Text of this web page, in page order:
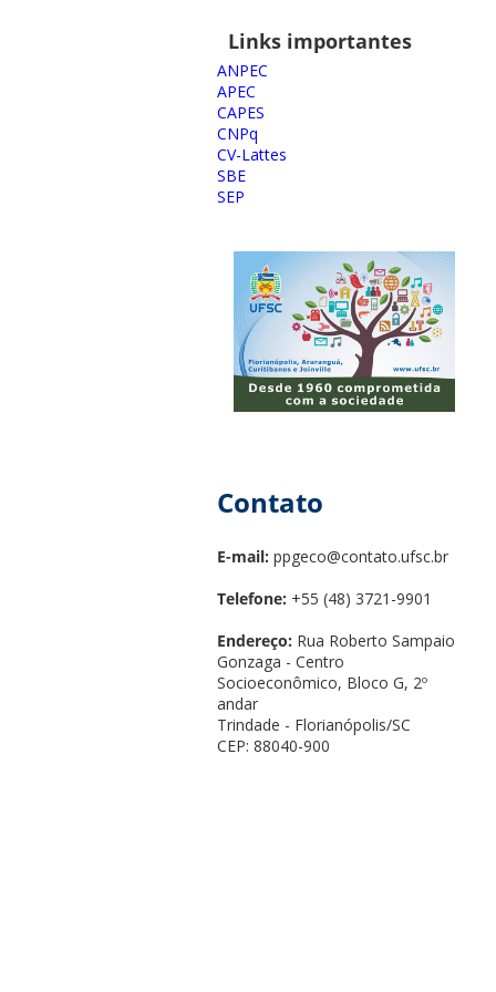
Links importantes
ANPEC
APEC
CAPES
CNPq
CV-Lattes
SBE
SEP
Contato
E-mail: ppgeco@contato.ufsc.br
Telefone: +55 (48) 3721-9901
Endereço: Rua Roberto Sampaio
Gonzaga - Centro
Socioeconômico, Bloco G, 2º
andar
Trindade - Florianópolis/SC
CEP: 88040-900